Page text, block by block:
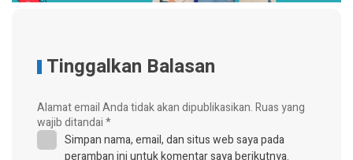
Tinggalkan Balasan
Alamat email Anda tidak akan dipublikasikan.Ruas yang
wajib ditandai*
Simpan nama, email, dan situs web saya pada
peramban ini untuk komentar saya berikutnya.